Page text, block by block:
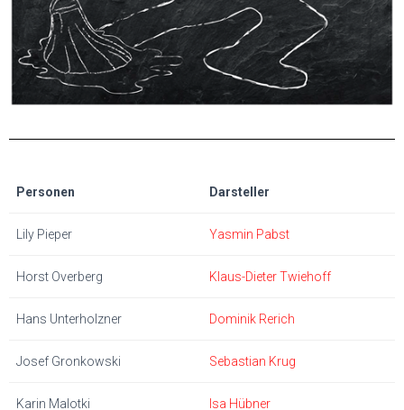
Personen Darsteller
Lily Pieper Yasmin Pabst
Horst Overberg Klaus-Dieter Twiehoff
Hans Unterholzner Dominik Rerich
Josef Gronkowski Sebastian Krug
Karin Malotki Isa Hübner